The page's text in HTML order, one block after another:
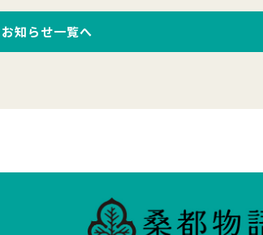
お知らせ一覧へ